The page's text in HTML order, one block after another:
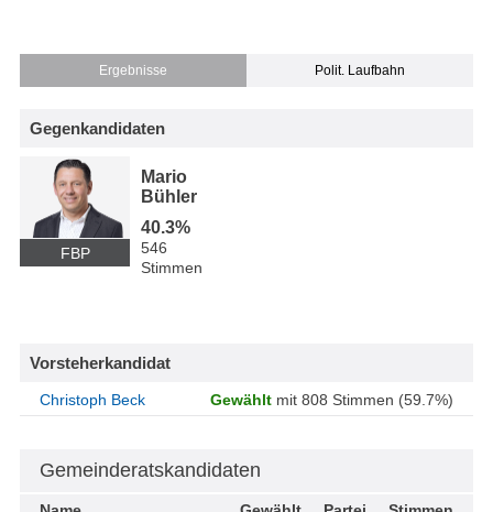
Ergebnisse Polit. Laufbahn
Gegenkandidaten
FBP
Mario
Bühler
40.3%
546
Stimmen
Vorsteherkandidat
Christoph Beck Gewählt mit 808 Stimmen (59.7%)
Gemeinderatskandidaten